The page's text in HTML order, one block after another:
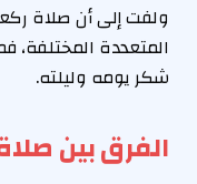
ولفت إلى أن صلاة
المتعددة
شكر يومه وليلته.
الفرق بين